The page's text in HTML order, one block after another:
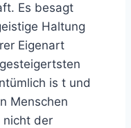
Es besagt
Haltung
Eigenart
is t und
Menschen
nicht der